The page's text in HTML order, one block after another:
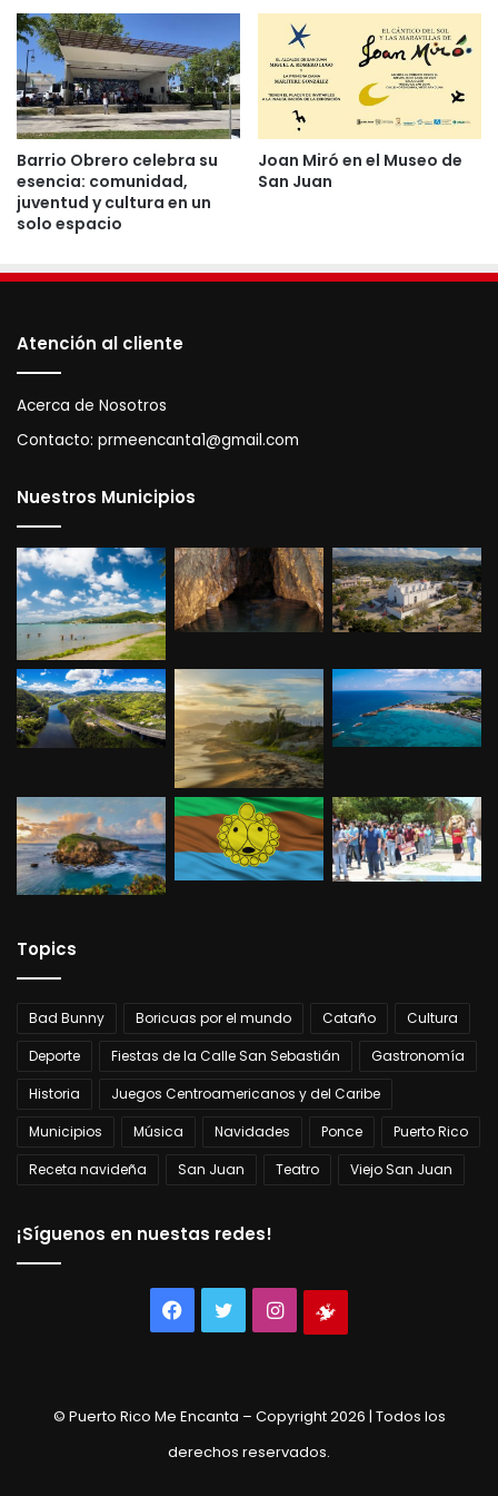
Área Recreativa El Ojo Del Buey
Área Recreativa El Barrio Mameyal
Área Recreativa La Marina
Casa del Artesano y Oficina De Turismo
Centro de Artes Juan Boria
El Gran Parque Agroturístico El Dorado
Fuente de la Amistad
Guardería Española Casa Del Rey
Monumento a las Raíces Puertorriqueñas
Museo Histórico de Dorado
Pabellón Comercial Rafael Hernández Colón
Parque de Los Aviones
Plaza del Folklor Doradeño
Plaza Estación
Personajes ilustres
Esteban A. de Coenaga–Cirujano dental
José A. Alegría – Abogado, político, escritor y
poeta
Juan Boria–Declamador del verso negro
Marcelino Juan Canino Salgado
Historia Municipios
Barrio Obrero celebra su
esencia: comunidad,
juventud y cultura en un
solo espacio
Joan Miró en el Museo de
San Juan
Atención al cliente
Acerca de Nosotros
Contacto: prmeencanta1@gmail.com
Nuestros Municipios
Topics
Bad Bunny Boricuas por el mundo Cataño
Cultura
Deporte
Fiestas de la Calle San Sebastián
Gastronomía
Historia
Juegos Centroamericanos y del Caribe
Municipios
Música Navidades Ponce
Puerto Rico
Receta navideña
San Juan Teatro Viejo San Juan
¡Síguenos en nuestas redes!
Facebook
TwitterInstagram
© Puerto Rico Me Encanta – Copyright 2026 | Todos los
derechos reservados.